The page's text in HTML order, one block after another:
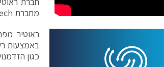
מחברת PeriTech מקבוצת אלדד פרי.
ראוטיר
כגון